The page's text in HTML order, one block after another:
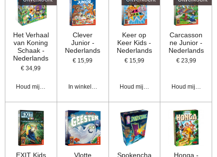
Het Verhaal
van Koning
Schaak -
Nederlands
€ 34,99
Houd mij op de hoogte
Clever
Junior -
Nederlands
€ 15,99
In winkelwagen
Keer op
Keer Kids -
Nederlands
€ 15,99
Houd mij op de hoogte
Carcasson
ne Junior -
Nederlands
€ 23,99
Houd mij op de
EXIT Kids Vlotte Spokencha Honga -